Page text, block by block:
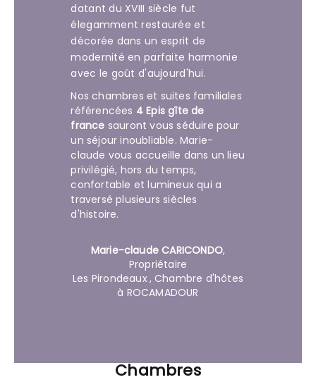
datant du XVIII siècle fut
élegamment restaurée et
décorée dans un esprit de
modernité en parfaite harmonie
avec le goût d'aujourd'hui.
Nos chambres et suites familiales
référencées 4 Epis gîte de
france sauront vous séduire pour
un séjour inoubliable. Marie-
claude vous accueille dans un lieu
privilégié, hors du temps,
confortable et lumineux qui a
traversé plusieurs siècles
d'histoire.
Marie-claude CARICONDO,
Propriétaire
Les Pirondeaux, Chambre d'hôtes
à ROCAMADOUR
Chambres